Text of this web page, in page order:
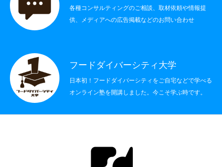
書籍情報
各種コンサルティングのご相談、取材依頼や情報提
供、メディアへの広告掲載などのお問い合わせ
フードダイバーシティ大学
日本初！フードダイバーシティをご自宅などで学べる
オンライン塾を開講しました。今こそ学ぶ時です。